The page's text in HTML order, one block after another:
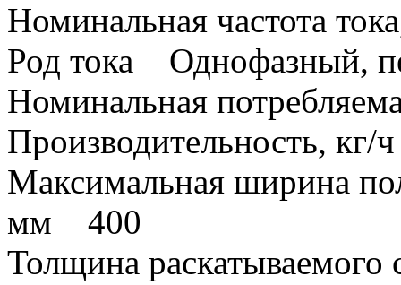
Номинальная частота
Род тока Однофазный,
Номинальная
Производительность,
Максимальная ширина
мм 400
Толщина